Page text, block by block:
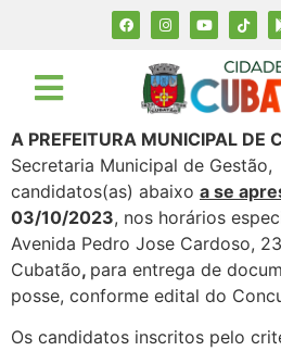
A PREFEITURA MUNICIPAL DE
Secretaria Municipal de
candidatos(as) abaixo a se
03/10/2023, nos horários
Avenida Pedro Jose Cardoso,
Cubatão, para entrega de
posse, conforme edital do
Os candidatos inscritos pelo